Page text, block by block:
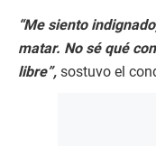
“Me siento
matar. No sé qué
libre”, sostuvo el